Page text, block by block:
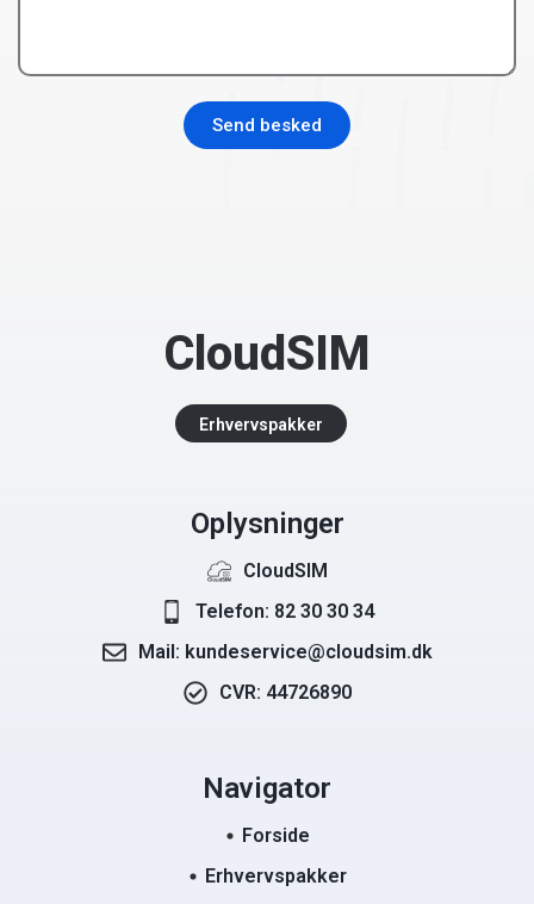
Send besked
CloudSIM
Erhvervspakker
Oplysninger
CloudSIM
Telefon: 82 30 30 34
Mail: kundeservice@cloudsim.dk
CVR: 44726890
Navigator
Forside
Erhvervspakker